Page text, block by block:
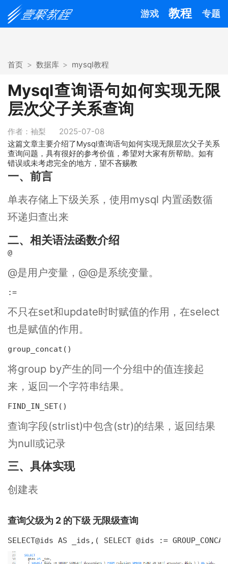
游戏 教程 专题
首页 数据库 mysql教程
Mysql查询语句如何实现无限
层次父子关系查询
作者：袖梨 2025-07-08
这篇文章主要介绍了Mysql查询语句如何实现无限层次父子关系
查询问题，具有很好的参考价值，希望对大家有所帮助。如有
错误或未考虑完全的地方，望不吝赐教
一、前言
单表存储上下级关系，使用mysql 内置函数循
环递归查出来
二、相关语法函数介绍
@
@是用户变量，@@是系统变量。
:=
不只在set和update时时赋值的作用，在select
也是赋值的作用。
group_concat()
将group by产生的同一个分组中的值连接起
来，返回一个字符串结果。
FIND_IN_SET()
查询字段(strlist)中包含(str)的结果，返回结果
为null或记录
三、具体实现
创建表
查询父级为 2 的下级 无限级查询
SELECT@ids AS _ids,( SELECT @ids :=